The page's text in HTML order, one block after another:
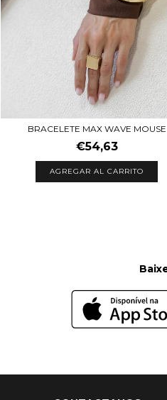
BRACELETE MAX WAVE MOUSE
€54,63
AGREGAR AL CARRITO